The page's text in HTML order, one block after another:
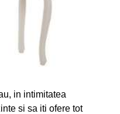
in intimitatea
si sa iti ofere tot